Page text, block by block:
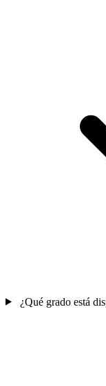
¿Qué grado está